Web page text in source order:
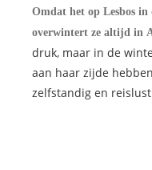
Omdat het op Lesbos
overwintert ze altijd in
druk, maar in de
aan haar zijde
zelfstandig en